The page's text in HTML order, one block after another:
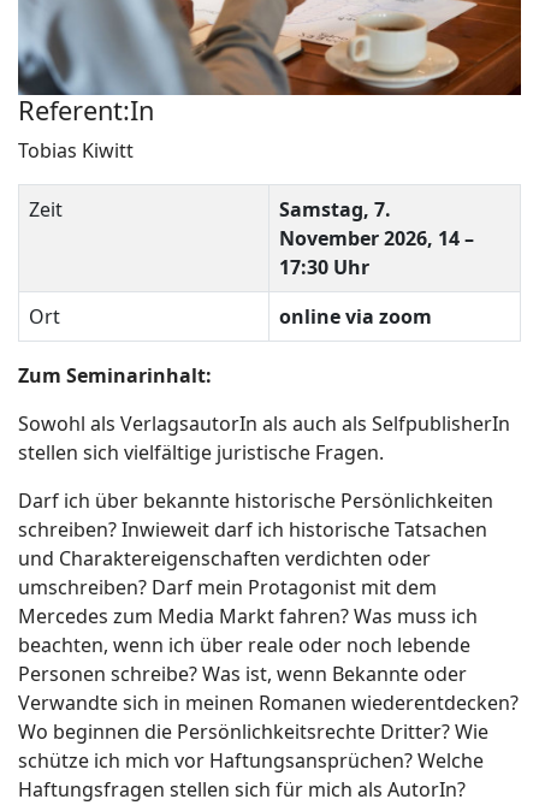
Referent:In
Tobias Kiwitt
Zeit
Samstag, 7.
November 2026, 14 –
17:30 Uhr
Ort
onlinevia zoom
Zum Seminarinhalt:
Sowohl als VerlagsautorIn als auch als SelfpublisherIn
stellen sich vielfältige juristische Fragen.
Darf ich über bekannte historische Persönlichkeiten
schreiben? Inwieweit darf ich historische Tatsachen
und Charaktereigenschaften verdichten oder
umschreiben? Darf mein Protagonist mit dem
Mercedes zum Media Markt fahren? Was muss ich
beachten, wenn ich über reale oder noch lebende
Personen schreibe? Was ist, wenn Bekannte oder
Verwandte sich in meinen Romanen wiederentdecken?
Wo beginnen die Persönlichkeitsrechte Dritter? Wie
schütze ich mich vor Haftungsansprüchen? Welche
Haftungsfragen stellen sich für mich als AutorIn?